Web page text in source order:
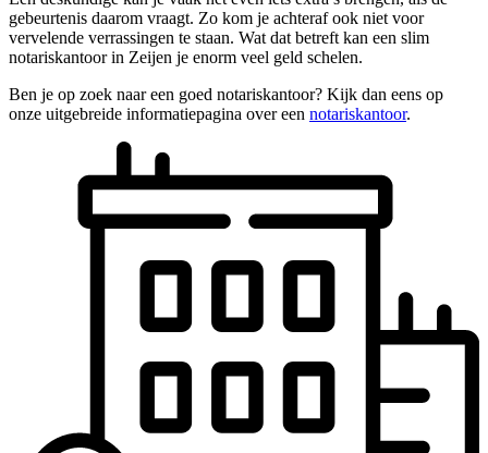
gebeurtenis daarom vraagt. Zo kom je achteraf ook niet voor
vervelende verrassingen te staan. Wat dat betreft kan een slim
notariskantoor in Zeijen je enorm veel geld schelen.
Ben je op zoek naar een goed notariskantoor? Kijk dan eens op
onze uitgebreide informatiepagina over een notariskantoor.